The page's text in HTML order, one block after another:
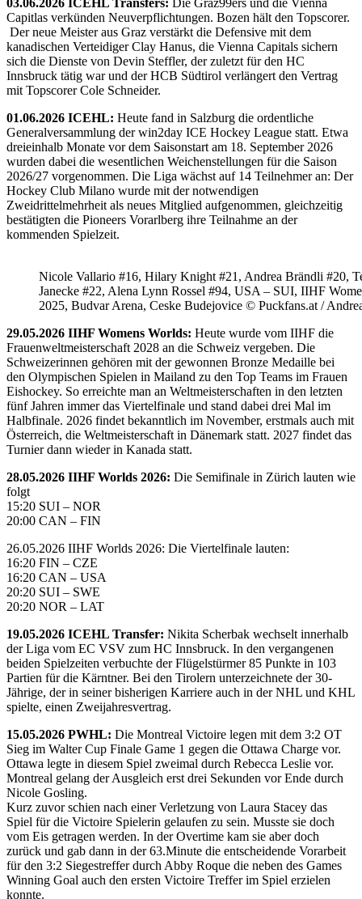
Capitlas verkünden Neuverpflichtungen. Bozen hält den Topscorer.
Der neue Meister aus Graz verstärkt die Defensive mit dem
kanadischen Verteidiger Clay Hanus, die Vienna Capitals sichern
sich die Dienste von Devin Steffler, der zuletzt für den HC
Innsbruck tätig war und der HCB Südtirol verlängert den Vertrag
mit Topscorer Cole Schneider.
01.06.2026 ICEHL: Heute fand in Salzburg die ordentliche
Generalversammlung der win2day ICE Hockey League statt. Etwa
dreieinhalb Monate vor dem Saisonstart am 18. September 2026
wurden dabei die wesentlichen Weichenstellungen für die Saison
2026/27 vorgenommen. Die Liga wächst auf 14 Teilnehmer an: Der
Hockey Club Milano wurde mit der notwendigen
Zweidrittelmehrheit als neues Mitglied aufgenommen, gleichzeitig
bestätigten die Pioneers Vorarlberg ihre Teilnahme an der
kommenden Spielzeit.
Nicole Vallario #16, Hilary Knight #21, Andrea Brändli #20,
Janecke #22, Alena Lynn Rossel #94, USA – SUI, IIHF
2025, Budvar Arena, Ceske Budejovice © Puckfans.at /
29.05.2026 IIHF Womens Worlds: Heute wurde vom IIHF die
Frauenweltmeisterschaft 2028 an die Schweiz vergeben. Die
Schweizerinnen gehören mit der gewonnen Bronze Medaille bei
den Olympischen Spielen in Mailand zu den Top Teams im Frauen
Eishockey. So erreichte man an Weltmeisterschaften in den letzten
fünf Jahren immer das Viertelfinale und stand dabei drei Mal im
Halbfinale. 2026 findet bekanntlich im November, erstmals auch mit
Österreich, die Weltmeisterschaft in Dänemark statt. 2027 findet das
Turnier dann wieder in Kanada statt.
28.05.2026 IIHF Worlds 2026: Die Semifinale in Zürich lauten wie
folgt
15:20 SUI – NOR
20:00 CAN – FIN
26.05.2026 IIHF Worlds 2026: Die Viertelfinale lauten:
16:20 FIN – CZE
16:20 CAN – USA
20:20 SUI – SWE
20:20 NOR – LAT
19.05.2026 ICEHL Transfer: Nikita Scherbak wechselt innerhalb
der Liga vom EC VSV zum HC Innsbruck. In den vergangenen
beiden Spielzeiten verbuchte der Flügelstürmer 85 Punkte in 103
Partien für die Kärntner. Bei den Tirolern unterzeichnete der 30-
Jährige, der in seiner bisherigen Karriere auch in der NHL und KHL
spielte, einen Zweijahresvertrag.
15.05.2026 PWHL: Die Montreal Victoire legen mit dem 3:2 OT
Sieg im Walter Cup Finale Game 1 gegen die Ottawa Charge vor.
Ottawa legte in diesem Spiel zweimal durch Rebecca Leslie vor.
Montreal gelang der Ausgleich erst drei Sekunden vor Ende durch
Nicole Gosling.
Kurz zuvor schien nach einer Verletzung von Laura Stacey das
Spiel für die Victoire Spielerin gelaufen zu sein. Musste sie doch
vom Eis getragen werden. In der Overtime kam sie aber doch
zurück und gab dann in der 63.Minute die entscheidende Vorarbeit
für den 3:2 Siegestreffer durch Abby Roque die neben des Games
Winning Goal auch den ersten Victoire Treffer im Spiel erzielen
konnte.